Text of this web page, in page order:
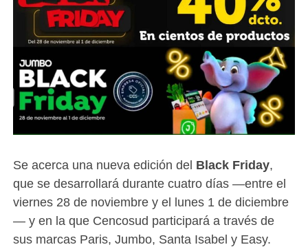
Se acerca una nueva edición del Black Friday,
que se desarrollará durante cuatro días —entre el
viernes 28 de noviembre y el lunes 1 de diciembre
— y en la que Cencosud participará a través de
sus marcas Paris, Jumbo, Santa Isabel y Easy.